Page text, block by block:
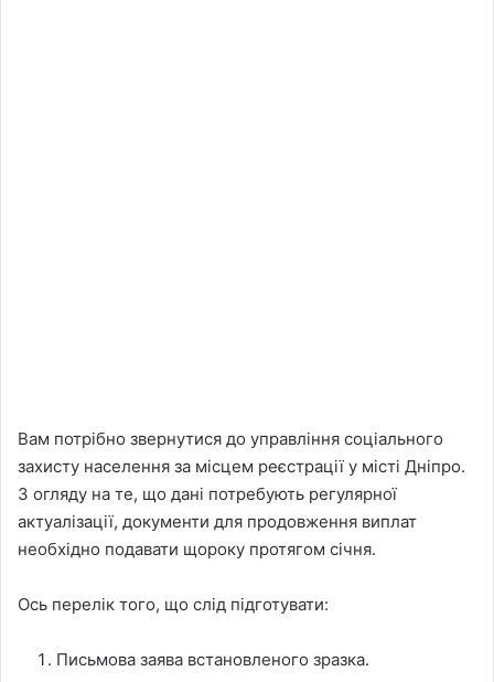
Вам потрібно звернутися до управління соціального
захисту населення за місцем реєстрації у місті Дніпро.
З огляду на те, що дані потребують регулярної
актуалізації, документи для продовження виплат
необхідно подавати щороку протягом січня.
Ось перелік того, що слід підготувати:
Письмова заява встановленого зразка.